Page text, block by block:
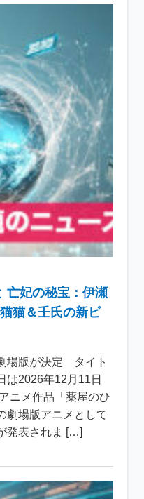
亡妃の秘宝：伊瀬
猫＆壬氏の新ビ
場版が決定 タイト
は2026年12月11日
ニメ作品「薬屋のひ
劇場版アニメとして
発表されま […]